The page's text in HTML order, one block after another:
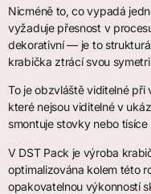
Nicméně to, co vypadá
vyžaduje přesnost v
dekorativní — je to
krabička ztrácí svou
To je obzvláště viditelné
které nejsou viditelné v
smontuje stovky nebo tisíce
V DST Pack je výroba
optimalizována kolem této
opakovatelnou výkonností